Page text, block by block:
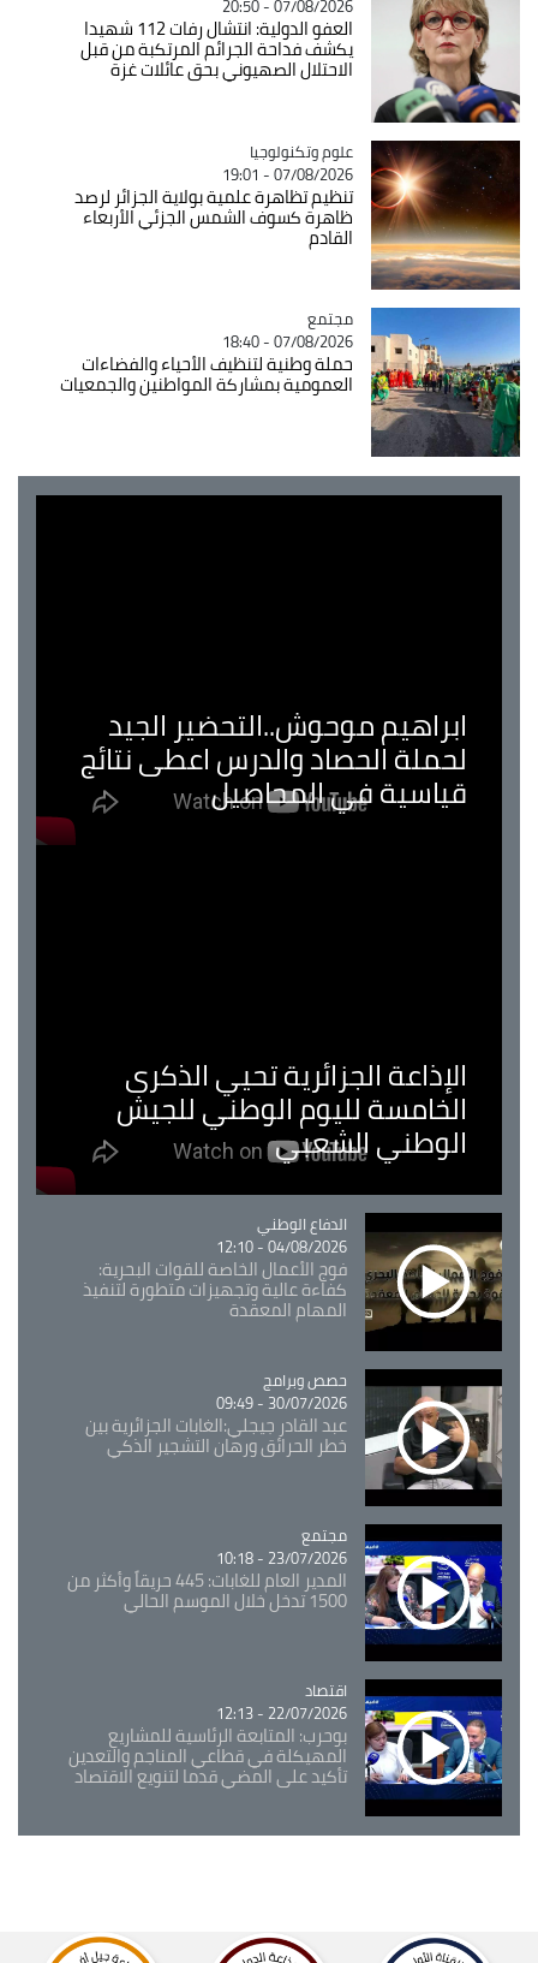
07/08/2026 - 20:50
العفو الدولية: انتشال رفات 112 شهيدا
يكشف فداحة الجرائم المرتكبة من قبل
الاحتلال الصهيوني بحق عائلات غزة
Catégorie
علوم وتكنولوجيا
07/08/2026 - 19:01
تنظيم تظاهرة علمية بولاية الجزائر لرصد
ظاهرة كسوف الشمس الجزئي الأربعاء
القادم
Catégorie
مجتمع
07/08/2026 - 18:40
حملة وطنية لتنظيف الأحياء والفضاءات
العمومية بمشاركة المواطنين والجمعيات
ابراهيم موحوش..التحضير الجيد
لحملة الحصاد والدرس اعطى نتائج
قياسية في المحاصيل
الإذاعة الجزائرية تحيي الذكرى
الخامسة لليوم الوطني للجيش
الوطني الشعبي
Catégorie
الدفاع الوطني
04/08/2026 - 12:10
فوج الأعمال الخاصة للقوات البحرية:
كفاءة عالية وتجهيزات متطورة لتنفيذ
المهام المعقدة
Catégorie
حصص وبرامج
30/07/2026 - 09:49
عبد القادر جيجلي:الغابات الجزائرية بين
خطر الحرائق ورهان التشجير الذكي
Catégorie
مجتمع
23/07/2026 - 10:18
المدير العام للغابات: 445 حريقاً وأكثر من
1500 تدخل خلال الموسم الحالي
Catégorie
اقتصاد
22/07/2026 - 12:13
بوحرب: المتابعة الرئاسية للمشاريع
المهيكلة في قطاعي المناجم والتعدين
تأكيد على المضي قدما لتنويع الاقتصاد